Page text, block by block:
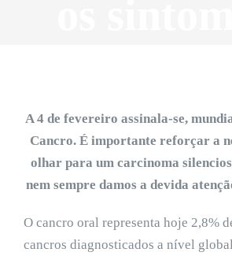
A 4 de fevereiro assinala-se,
Cancro. É importante reforçar a
olhar para um carcinoma
nem sempre damos a devida
O cancro oral representa hoje 2,8%
cancros diagnosticados a nível